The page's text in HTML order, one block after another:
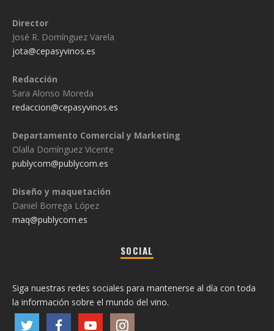
Director
José R. Domínguez Varela
jota@cepasyvinos.es
Redacción
Sara Alonso Moreda
redaccion@cepasyvinos.es
Departamento Comercial y Marketing
Olalla Domínguez Vicente
publycom@publycom.es
Diseño y maquetación
Daniel Borrega López
maq@publycom.es
SOCIAL
Siga nuestras redes sociales para mantenerse al día con toda
la información sobre el mundo del vino.